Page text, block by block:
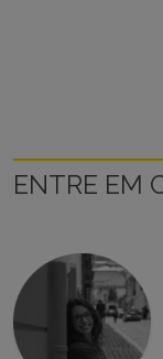
ENTRE EM